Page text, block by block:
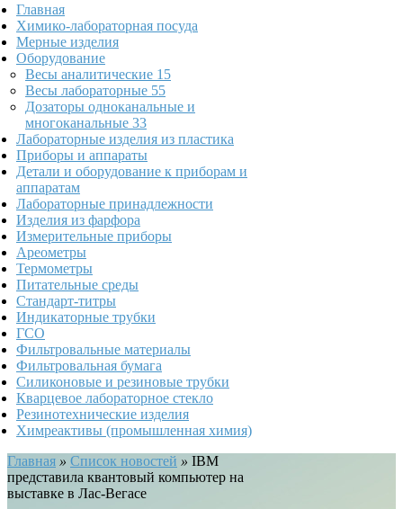
Главная
Химико-лабораторная посуда
Мерные изделия
Оборудование
Весы аналитические 15
Весы лабораторные 55
Дозаторы одноканальные и
многоканальные 33
Лабораторные изделия из пластика
Приборы и аппараты
Детали и оборудование к приборам и
аппаратам
Лабораторные принадлежности
Изделия из фарфора
Измерительные приборы
Ареометры
Термометры
Питательные среды
Стандарт-титры
Индикаторные трубки
ГСО
Фильтровальные материалы
Фильтровальная бумага
Силиконовые и резиновые трубки
Кварцевое лабораторное стекло
Резинотехнические изделия
Химреактивы (промышленная химия)
Главная » Список новостей » IBM
представила квантовый компьютер на
выставке в Лас-Вегасе